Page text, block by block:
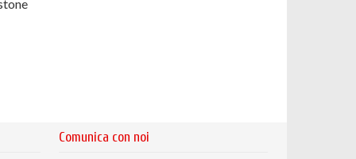
Comunica con noi